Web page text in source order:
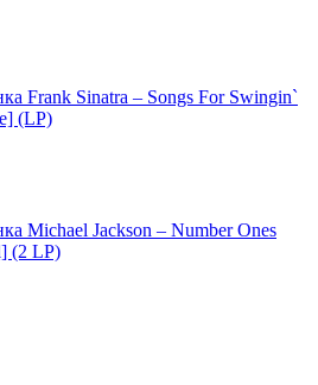
Frank Sinatra – Songs For Swingin`
(LP)
Michael Jackson – Number Ones
(2 LP)